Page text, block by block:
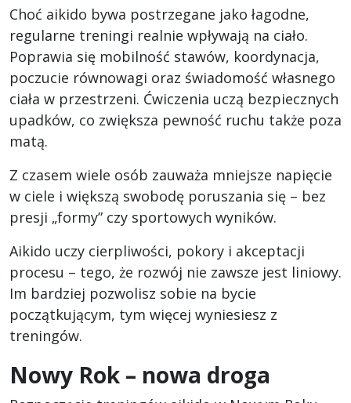
Choć aikido bywa postrzegane jako łagodne,
regularne treningi realnie wpływają na ciało.
Poprawia się mobilność stawów, koordynacja,
poczucie równowagi oraz świadomość własnego
ciała w przestrzeni. Ćwiczenia uczą bezpiecznych
upadków, co zwiększa pewność ruchu także poza
matą.
Z czasem wiele osób zauważa mniejsze napięcie
w ciele i większą swobodę poruszania się – bez
presji „formy” czy sportowych wyników.
Aikido uczy cierpliwości, pokory i akceptacji
procesu – tego, że rozwój nie zawsze jest liniowy.
Im bardziej pozwolisz sobie na bycie
początkującym, tym więcej wyniesiesz z
treningów.
Nowy Rok – nowa droga